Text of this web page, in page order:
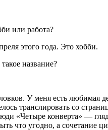
или работа?
этого года. Это хобби.
название?
У меня есть
транслировать со
«Четыре конверта» —
что угодно, а сочетание